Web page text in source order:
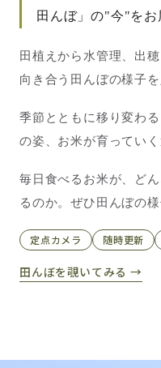
田んぼ」の"今"をお
田植えから水管理、出
向き合う田んぼの様子
季節とともに移り変わ
の姿、お米が育ってい
毎日食べるお米が、ど
るのか。ぜひ田んぼの
定点カメラ 随時更新
田んぼを覗いてみる →